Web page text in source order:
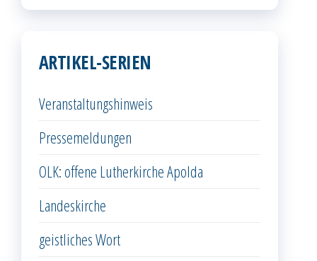
ARTIKEL-SERIEN
Veranstaltungshinweis
Pressemeldungen
OLK: offene Lutherkirche Apolda
Landeskirche
geistliches Wort